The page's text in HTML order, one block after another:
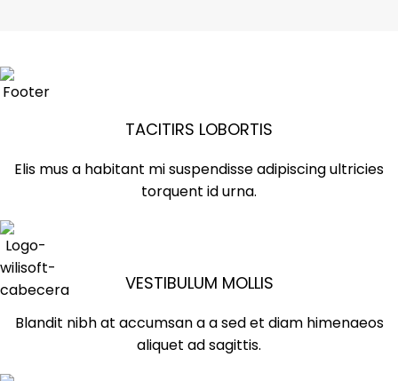
TACITIRS LOBORTIS
Elis mus a habitant mi suspendisse adipiscing ultricies
torquent id urna.
VESTIBULUM MOLLIS
Blandit nibh at accumsan a a sed et diam himenaeos
aliquet ad sagittis.